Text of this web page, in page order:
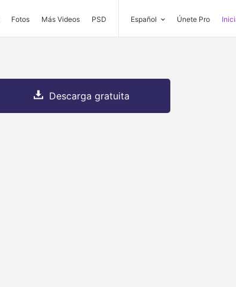
Fotos Más Videos PSD Español Únete Pro
Descarga gratuita